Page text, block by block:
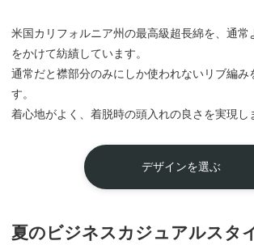
米国カリフォルニア州の最高級超長綿を、通常
をかけて紡績しています。
通常だと襟部分のみにしか使われないリブ編み
す。
着心地がよく、着脱時の頭入れの良さを実現し
デザインを選ぶ
夏のビジネスカジュアルスタ